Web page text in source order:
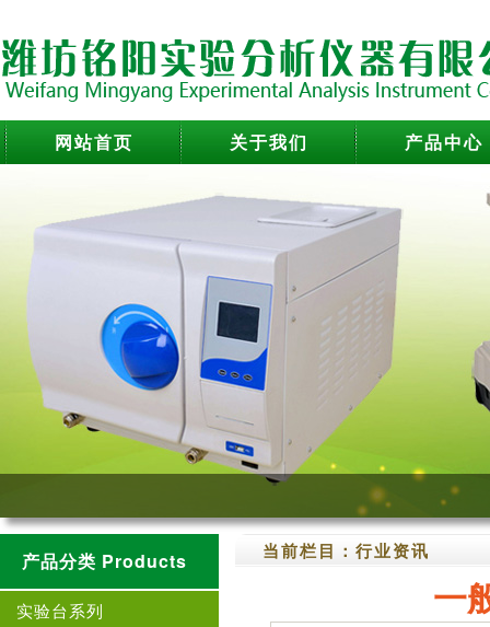
网站首页 关于我们 产品中心
产品分类 Products
实验台系列
当前栏目： 行业资讯
一